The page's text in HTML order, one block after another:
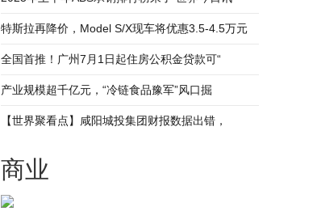
特斯拉再降价，Model S/X现车将优惠3.5-4.5万元
全国首推！广州7月1日起住房公积金贷款可“
产业规模超千亿元，“冷链食品豫军”风口掘
【世界聚看点】咸阳城投集团财报数据出错，
商业